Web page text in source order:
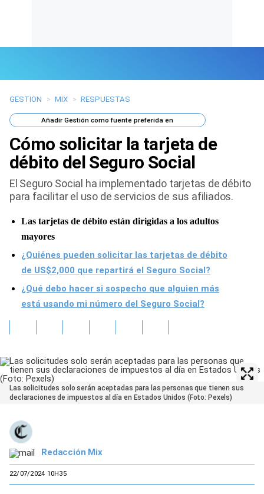
Últimas Noticias
Mi Bolsillo
Respuestas
Gente
Tendencias Mix
Sports
GESTION > MIX > RESPUESTAS
AñadirGestión como fuente preferida en
Cómo solicitar la tarjeta de
débito del Seguro Social
El Seguro Social ha implementado tarjetas de débito
para facilitar el uso de servicios de sus afiliados.
Las tarjetas de débito están dirigidas a los adultos
mayores
¿Quiénes pueden solicitar las tarjetas de débito
de US$2,000 que repartirá el Seguro Social?
¿Qué debo hacer si sospecho que alguien más
está usando mi número del Seguro Social?
Las solicitudes solo serán aceptadas para las personas que tienen sus
declaraciones de impuestos al día en Estados Unidos (Foto: Pexels)
Redacción Mix
22/07/2024 10H35